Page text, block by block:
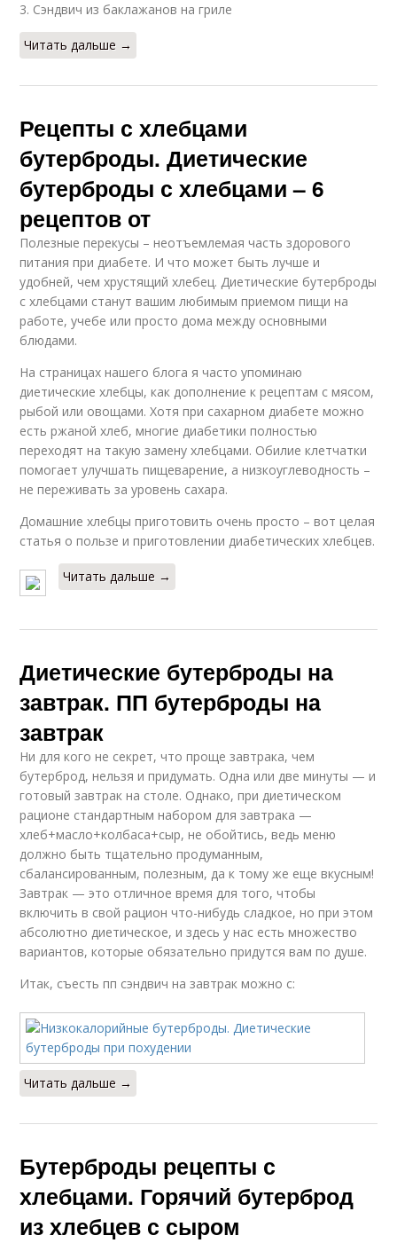
3. Сэндвич из баклажанов на гриле
Читать дальше →
Рецепты с хлебцами
бутерброды. Диетические
бутерброды с хлебцами – 6
рецептов от
Полезные перекусы – неотъемлемая часть здорового
питания при диабете. И что может быть лучше и
удобней, чем хрустящий хлебец. Диетические бутерброды
с хлебцами станут вашим любимым приемом пищи на
работе, учебе или просто дома между основными
блюдами.
На страницах нашего блога я часто упоминаю
диетические хлебцы, как дополнение к рецептам с мясом,
рыбой или овощами. Хотя при сахарном диабете можно
есть ржаной хлеб, многие диабетики полностью
переходят на такую замену хлебцами. Обилие клетчатки
помогает улучшать пищеварение, а низкоуглеводность –
не переживать за уровень сахара.
Домашние хлебцы приготовить очень просто – вот целая
статья о пользе и приготовлении диабетических хлебцев.
Читать дальше →
Диетические бутерброды на
завтрак. ПП бутерброды на
завтрак
Ни для кого не секрет, что проще завтрака, чем
бутерброд, нельзя и придумать. Одна или две минуты — и
готовый завтрак на столе. Однако, при диетическом
рационе стандартным набором для завтрака —
хлеб+масло+колбаса+сыр, не обойтись, ведь меню
должно быть тщательно продуманным,
сбалансированным, полезным, да к тому же еще вкусным!
Завтрак — это отличное время для того, чтобы
включить в свой рацион что-нибудь сладкое, но при этом
абсолютно диетическое, и здесь у нас есть множество
вариантов, которые обязательно придутся вам по душе.
Итак, съесть пп сэндвич на завтрак можно с:
Читать дальше →
Бутерброды рецепты с
хлебцами. Горячий бутерброд
из хлебцев с сыром